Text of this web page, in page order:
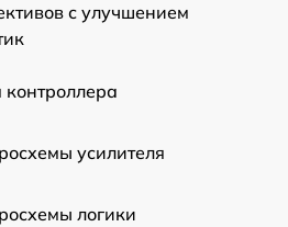
с улучшением
усилителя
логики